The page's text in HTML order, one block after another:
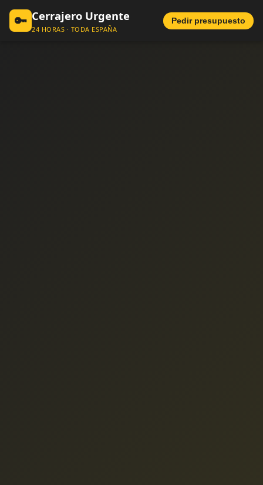
🔑 Cerrajero Urgente
24 HORAS · TODA ESPAÑA
Pedir presupuesto